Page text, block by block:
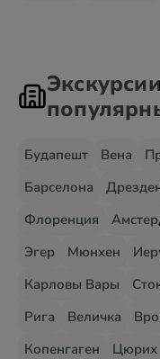
Будапешт Вена
Барселона
Флоренция
Эгер
Мюнхен
Карловы Вары
Рига
Величка
Копенгаген
Цюрих